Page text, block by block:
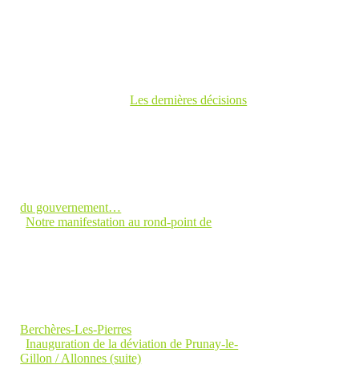
Les dernières décisions
du gouvernement…
Notre manifestation au rond-point de
Berchères-Les-Pierres
Inauguration de la déviation de Prunay-le-
Gillon / Allonnes (suite)